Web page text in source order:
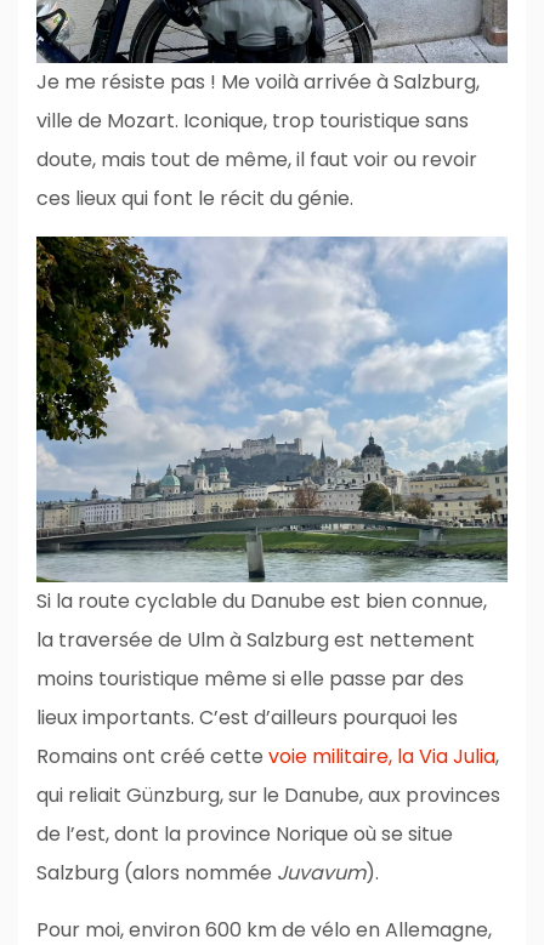
Je me résiste pas ! Me voilà arrivée à Salzburg,
ville de Mozart. Iconique, trop touristique sans
doute, mais tout de même, il faut voir ou revoir
ces lieux qui font le récit du génie.
Si la route cyclable du Danube est bien connue,
la traversée de Ulm à Salzburg est nettement
moins touristique même si elle passe par des
lieux importants. C’est d’ailleurs pourquoi les
Romains ont créé cette voie militaire, la Via Julia,
qui reliait Günzburg, sur le Danube, aux provinces
de l’est, dont la province Norique où se situe
Salzburg (alors nommée Juvavum).
Pour moi, environ 600 km de vélo en Allemagne,